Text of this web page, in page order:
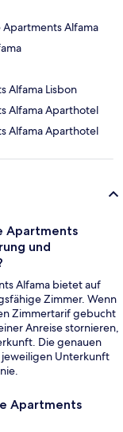
Apartments Alfama
Alfama Lisbon
Alfama Aparthotel
Alfama Aparthotel
Apartments
und
Alfama bietet auf
Zimmer. Wenn
Zimmertarif gebucht
Anreise stornieren,
Die genauen
Unterkunft
Apartments